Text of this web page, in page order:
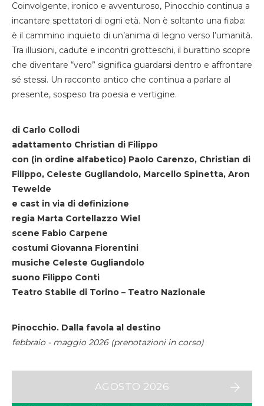
Coinvolgente, ironico e avventuroso, Pinocchio continua a
incantare spettatori di ogni età. Non è soltanto una fiaba:
è il cammino inquieto di un’anima di legno verso l’umanità.
Tra illusioni, cadute e incontri grotteschi, il burattino scopre
che diventare “vero” significa guardarsi dentro e affrontare
sé stessi. Un racconto antico che continua a parlare al
presente, sospeso tra poesia e vertigine.
di Carlo Collodi
adattamento Christian di Filippo
con (in ordine alfabetico) Paolo Carenzo, Christian di
Filippo, Celeste Gugliandolo, Marcello Spinetta, Aron
Tewelde
e cast in via di definizione
regia Marta Cortellazzo Wiel
scene Fabio Carpene
costumi Giovanna Fiorentini
musiche Celeste Gugliandolo
suono Filippo Conti
Teatro Stabile di Torino – Teatro Nazionale
Pinocchio. Dalla favola al destino
febbraio - maggio 2026 (prenotazioni in corso)
AGOSTO 2026